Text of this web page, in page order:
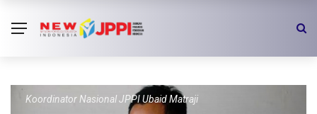
Koordinator Nasional JPPI Ubaid Matraji